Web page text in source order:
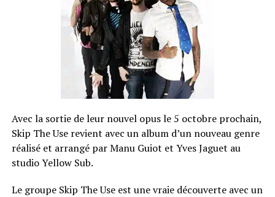
Avec la sortie de leur nouvel opus le 5 octobre prochain,
Skip The Use revient avec un album d’un nouveau genre
réalisé et arrangé par Manu Guiot et Yves Jaguet au
studio Yellow Sub.
Le groupe Skip The Use est une vraie découverte avec un